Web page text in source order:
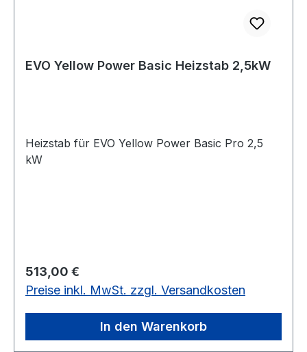
EVO Yellow Power Basic Heizstab 2,5kW
Heizstab für EVO Yellow Power Basic Pro 2,5
kW
Regulärer Preis:
513,00 €
Preise inkl. MwSt. zzgl. Versandkosten
In den Warenkorb